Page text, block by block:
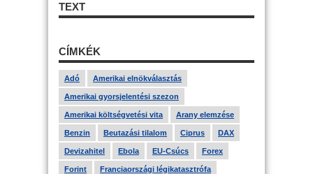
TEXT
CÍMKÉK
Adó Amerikai elnökválasztás
Amerikai gyorsjelentési szezon
Amerikai költségvetési vita Arany elemzése
Benzin Beutazási tilalom Ciprus DAX
Devizahitel Ebola EU-Csúcs Forex
Forint Franciaországi légikatasztrófa